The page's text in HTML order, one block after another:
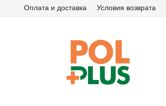
Оплата и доставка Условия возврата